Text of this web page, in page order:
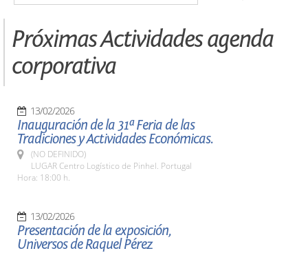
Próximas Actividades agenda
corporativa
13/02/2026
Inauguración de la 31ª Feria de las
Tradiciones y Actividades Económicas.
(NO DEFINIDO)
LUGAR Centro Logístico de Pinhel. Portugal
Hora: 18:00 h.
13/02/2026
Presentación de la exposición,
Universos de Raquel Pérez